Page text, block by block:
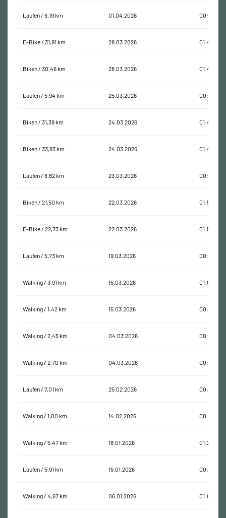
Laufen / 6,19 km 01.04.2026 00:45:21
E-Bike / 31,91 km 28.03.2026 01:45:33
Biken / 30,46 km 28.03.2026 01:46:07
Laufen / 5,94 km 25.03.2026 00:45:20
Biken / 31,39 km 24.03.2026 01:41:02
Biken / 33,83 km 24.03.2026 01:41:31
Laufen / 6,82 km 23.03.2026 00:49:59
Biken / 21,50 km 22.03.2026 01:54:19
E-Bike / 22,73 km 22.03.2026 01:55:16
Laufen / 5,73 km 19.03.2026 00:43:55
Walking / 3,91 km 15.03.2026 01:08:39
Walking / 1,42 km 15.03.2026 00:23:05
Walking / 2,45 km 04.03.2026 00:39:13
Walking / 2,70 km 04.03.2026 00:45:43
Laufen / 7,01 km 25.02.2026 00:55:24
Walking / 1,00 km 14.02.2026 00:14:20
Walking / 5,47 km 18.01.2026 01:20:02
Laufen / 5,91 km 15.01.2026 00:43:46
Walking / 4,67 km 06.01.2026 01:01:49